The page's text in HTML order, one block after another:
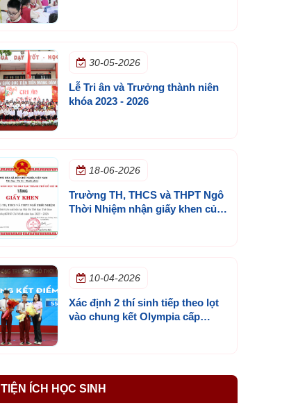
30-05-2026
Lễ Tri ân và Trưởng thành niên
khóa 2023 - 2026
18-06-2026
Trường TH, THCS và THPT Ngô
Thời Nhiệm nhận giấy khen của
10-04-2026
Xác định 2 thí sinh tiếp theo lọt
vào chung kết Olympia cấp
TIỆN ÍCH HỌC SINH